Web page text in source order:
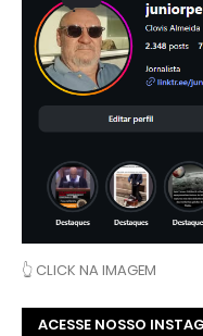
👆 CLICK NA IMAGEM
ACESSE NOSSO